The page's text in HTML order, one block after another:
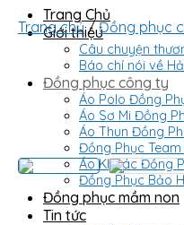
Trang Chủ
Giới thiệu
Câu chuyện
Báo chí nói về
Đồng phục công ty
Áo Polo Đồng
Áo Sơ Mi Đồng
Áo Thun Đồng
Đồng Phục Team
Áo Khoác Đồng
Đồng Phục Bảo
Đồng phục mầm non
Tin tức
Trang chủ / Đồng phục